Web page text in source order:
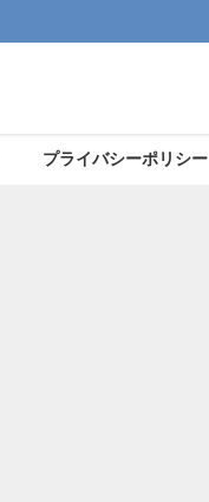
プライバシーポリシー